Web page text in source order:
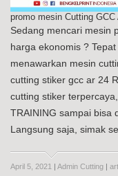
promo mesin Cutting
Sedang mencari mesin
harga ekonomis ? Tepat
menawarkan mesin
cutting stiker gcc ar 24
cutting stiker
TRAINING sampai bisa
Langsung saja, simak
April 5, 2021 | Admin Cutting |